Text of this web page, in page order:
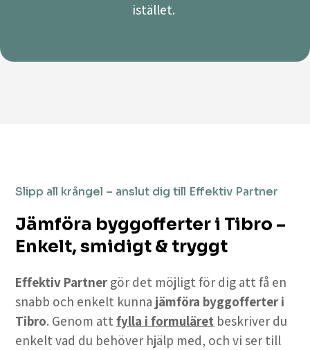
istället.
Slipp all krångel – anslut dig till Effektiv Partner
Jämföra byggofferter i Tibro –
Enkelt, smidigt & tryggt
Effektiv Partner gör det möjligt för dig att få en
snabb och enkelt kunna jämföra byggofferter i
Tibro. Genom attfylla i formuläret beskriver du
enkelt vad du behöver hjälp med, och vi ser till